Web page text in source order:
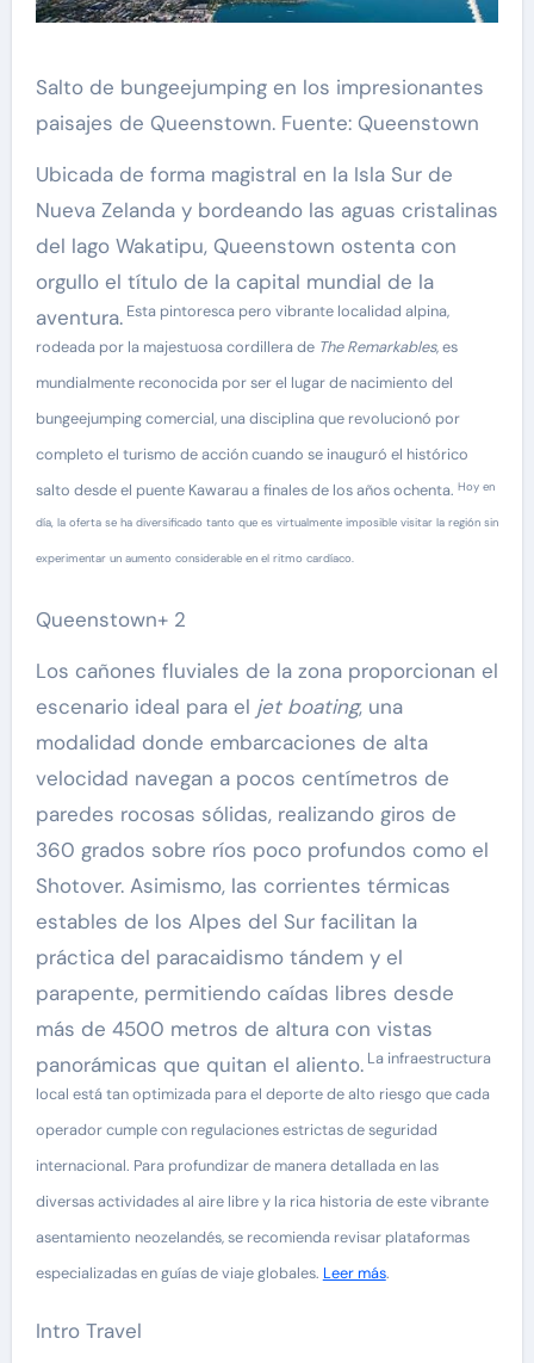
Salto de bungeejumping en los impresionantes
paisajes de Queenstown. Fuente: Queenstown
Ubicada de forma magistral en la Isla Sur de
Nueva Zelanda y bordeando las aguas cristalinas
del lago Wakatipu, Queenstown ostenta con
orgullo el título de la capital mundial de la
aventura. Esta pintoresca pero vibrante localidad alpina,
rodeada por la majestuosa cordillera de The Remarkables, es
mundialmente reconocida por ser el lugar de nacimiento del
bungeejumping comercial, una disciplina que revolucionó por
completo el turismo de acción cuando se inauguró el histórico
salto desde el puente Kawarau a finales de los años ochenta. Hoy en
día, la oferta se ha diversificado tanto que es virtualmente imposible visitar la región sin
experimentar un aumento considerable en el ritmo cardíaco.
Queenstown+ 2
Los cañones fluviales de la zona proporcionan el
escenario ideal para el jet boating, una
modalidad donde embarcaciones de alta
velocidad navegan a pocos centímetros de
paredes rocosas sólidas, realizando giros de
360 grados sobre ríos poco profundos como el
Shotover. Asimismo, las corrientes térmicas
estables de los Alpes del Sur facilitan la
práctica del paracaidismo tándem y el
parapente, permitiendo caídas libres desde
más de 4500 metros de altura con vistas
panorámicas que quitan el aliento. La infraestructura
local está tan optimizada para el deporte de alto riesgo que cada
operador cumple con regulaciones estrictas de seguridad
internacional. Para profundizar de manera detallada en las
diversas actividades al aire libre y la rica historia de este vibrante
asentamiento neozelandés, se recomienda revisar plataformas
especializadas en guías de viaje globales. Leer más.
Intro Travel